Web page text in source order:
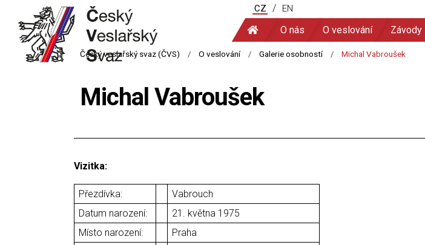
CZ / EN
O nás
O veslování Závody
Michal Vabroušek
Vizitka:
Přezdívka:
Vabrouch
Datum narození:
21. května 1975
Místo narození:
Praha